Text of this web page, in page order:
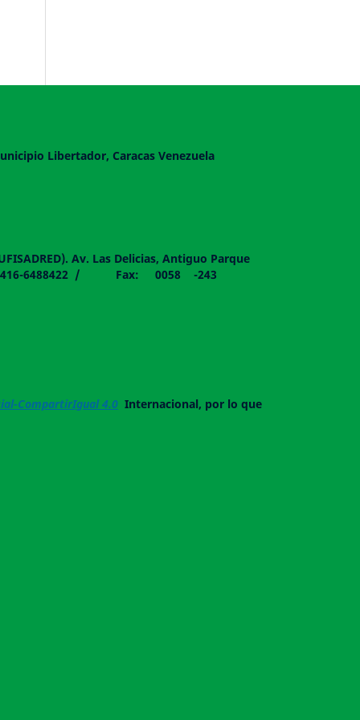
Libertador, Caracas Venezuela
Av. Las Delicias, Antiguo Parque
- 0416-6488422 / Fax: 0058 -243
CompartirIgual 4.0 Internacional, por lo que